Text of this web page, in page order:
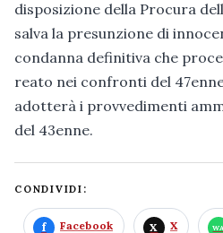
disposizione della Procura
salva la presunzione di
condanna definitiva che
reato nei confronti del
adotterà i provvedimenti
del 43enne.
CONDIVIDI:
Facebook X